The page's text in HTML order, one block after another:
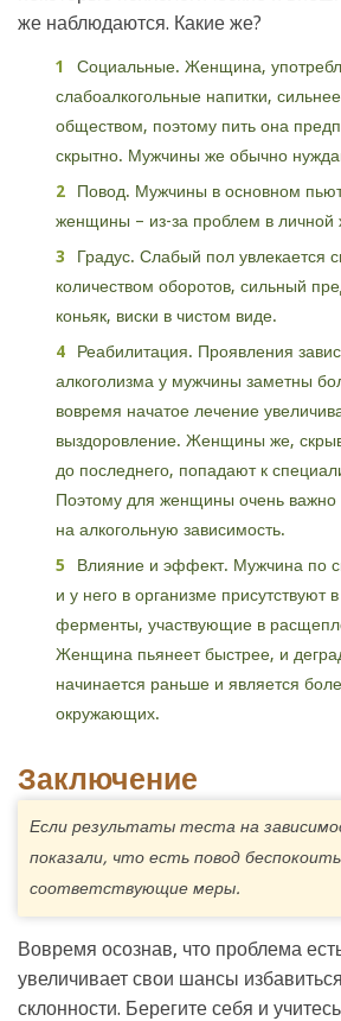
же наблюдаются. Какие же?
Социальные. Женщина,
слабоалкогольные напитки,
обществом, поэтому пить она
скрытно. Мужчины же обычно
Повод. Мужчины в основном
женщины – из-за проблем в личной
Градус. Слабый пол увлекается
количеством оборотов, сильный
коньяк, виски в чистом виде.
Реабилитация. Проявления
алкоголизма у мужчины заметны
вовремя начатое лечение
выздоровление. Женщины же,
до последнего, попадают к
Поэтому для женщины очень важно
на алкогольную зависимость.
Влияние и эффект. Мужчина по
и у него в организме присутствуют
ферменты, участвующие в
Женщина пьянеет быстрее, и
начинается раньше и является
окружающих.
Заключение
Если результаты теста на
показали, что есть повод
соответствующие меры.
Вовремя осознав, что проблема
увеличивает свои шансы
склонности. Берегите себя и